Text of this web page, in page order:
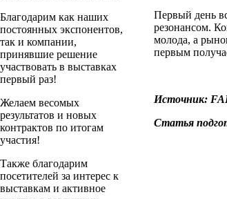
Благодарим как наших
постоянных экспонентов,
так и компании,
принявшие решение
участвовать в выставках
первый раз!
Желаем весомых
результатов и новых
контрактов по итогам
участия!
Также благодарим
посетителей за интерес к
выставкам и активное
Первый день
резонансом.
молода, а
первым
Источник:
Статья